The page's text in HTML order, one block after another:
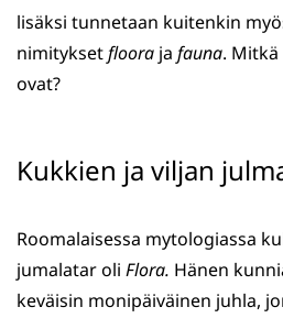
lisäksi tunnetaan kuitenkin
nimityksetfloora ja fauna.
ovat?
Kukkien ja viljan
Roomalaisessa mytologiassa
jumalatar oli Flora. Hänen
keväisin monipäiväinen juhla,